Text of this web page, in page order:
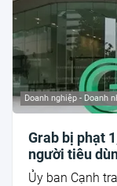
Doanh nghiệp - Doanh
Grab bị phạt
người tiêu
Ủy ban Cạnh